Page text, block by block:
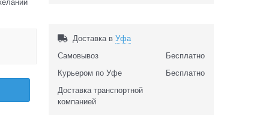
Доставка в Уфа
Самовывоз
Бесплатно
Курьером по Уфе
Бесплатно
Доставка транспортной
компанией